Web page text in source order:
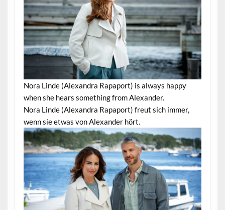
Nora Linde (Alexandra Rapaport) is always happy
when she hears something from Alexander.
Nora Linde (Alexandra Rapaport) freut sich immer,
wenn sie etwas von Alexander hört.